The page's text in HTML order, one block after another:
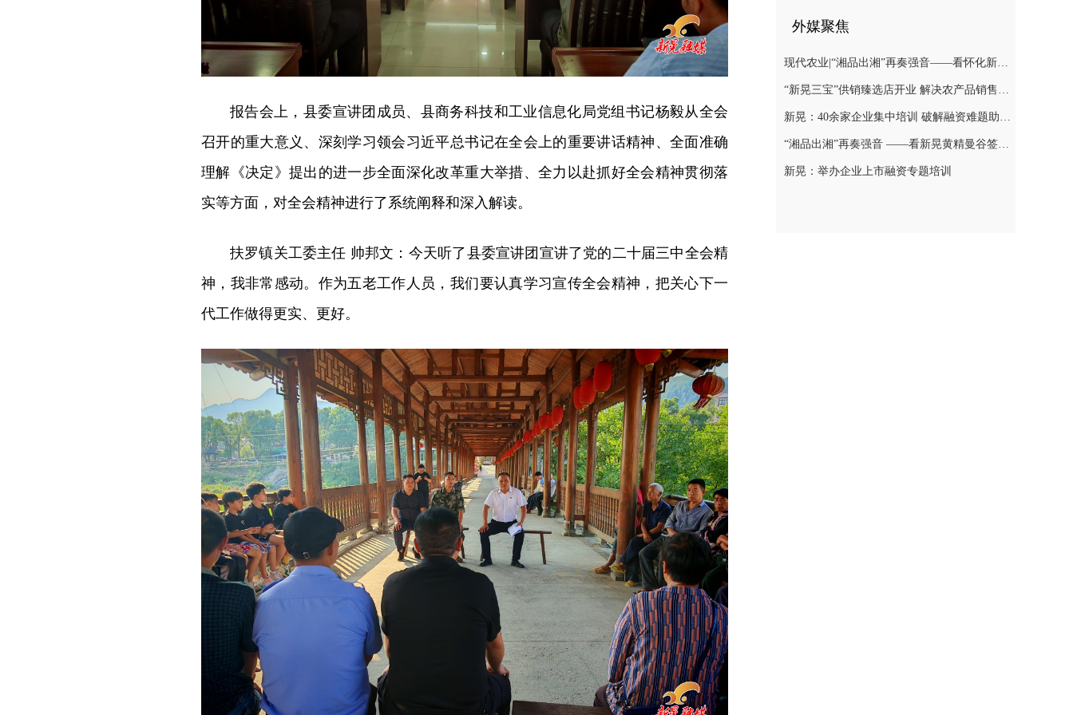
报告会上， 县委宣讲团成员、县商务科技和工业信息化局党组书记杨毅从全会
召开的重大意义、深刻学习领会习近平总书记在全会上的重要讲话精神、全面准确
理解《决定》提出的进一步全面深化改革重大举措、全力以赴抓好全会精神贯彻落
实等方面，对全会精神进行了系统阐释和深入解读。
扶罗镇关工委主任 帅邦文：今天听了县委宣讲团宣讲了党的二十届三中全会精
神，我非常感动。作为五老工作人员，我们要认真学习宣传全会精神，把关心下一
代工作做得更实、更好。
外媒聚焦
现代农业|“湘品出湘”再奏强音——看怀化新晃黄精曼谷签单背后的“强链密码”
“新晃三宝”供销臻选店开业 解决农产品销售难题
新晃：40余家企业集中培训 破解融资难题助力发展
“湘品出湘”再奏强音 ——看新晃黄精曼谷签单背后的“强链密码”
新晃：举办企业上市融资专题培训